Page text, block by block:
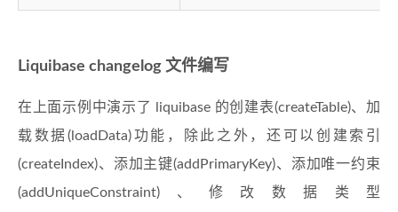
Liquibase changelog 文件编写
在上面示例中演示了 liquibase 的创建表(createTable)、加
载数据(loadData)功能，除此之外，还可以创建索引
(createIndex)、添加主键(addPrimaryKey)、添加唯一约束
(addUniqueConstraint)、修改数据类型